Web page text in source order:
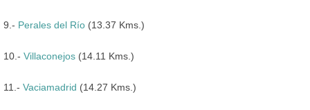
9.- Perales del Río (13.37 Kms.)
10.- Villaconejos (14.11 Kms.)
11.- Vaciamadrid (14.27 Kms.)